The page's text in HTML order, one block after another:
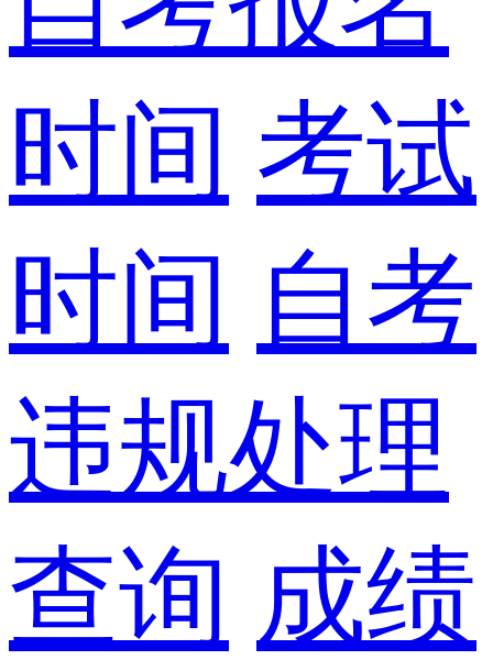
时间 考试
时间 自考
违规处理
查询 成绩